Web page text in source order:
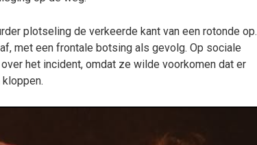
plotseling de verkeerde kant van een rotonde op.
met een frontale botsing als gevolg. Op sociale
het incident, omdat ze wilde voorkomen dat er